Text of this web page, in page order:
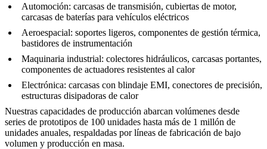
Automoción: carcasas de transmisión, cubiertas de motor,
carcasas de baterías para vehículos eléctricos
Aeroespacial: soportes ligeros, componentes de gestión térmica,
bastidores de instrumentación
Maquinaria industrial: colectores hidráulicos, carcasas portantes,
componentes de actuadores resistentes al calor
Electrónica: carcasas con blindaje EMI, conectores de precisión,
estructuras disipadoras de calor
Nuestras capacidades de producción abarcan volúmenes desde
series de prototipos de 100 unidades hasta más de 1 millón de
unidades anuales, respaldadas por líneas de fabricación de bajo
volumen y producción en masa.